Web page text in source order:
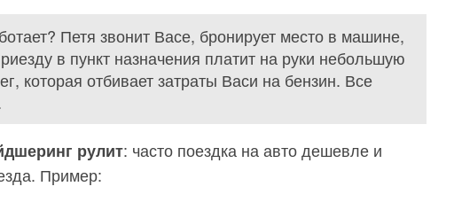
Петя звонит Васе, бронирует место в машине,
в пункт назначения платит на руки небольшую
которая отбивает затраты Васи на бензин. Все
рулит: часто поездка на авто дешевле и
Пример: